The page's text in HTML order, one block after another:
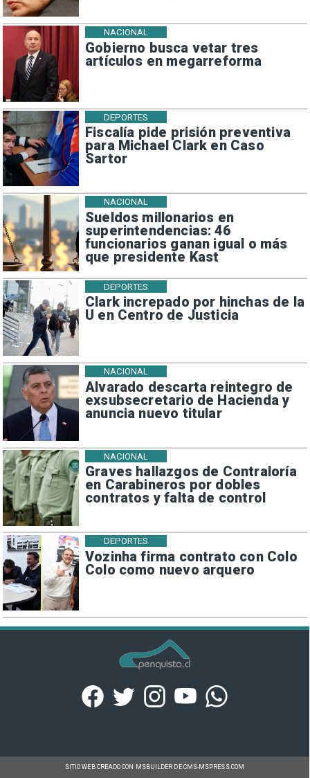
Gobierno busca vetar tres
artículos en megarreforma
NACIONAL
Fiscalía pide prisión preventiva
para Michael Clark en Caso
Sartor
DEPORTES
Sueldos millonarios en
superintendencias: 46
funcionarios ganan igual o más
que presidente Kast
NACIONAL
Clark increpado por hinchas de la
U en Centro de Justicia
DEPORTES
Alvarado descarta reintegro de
exsubsecretario de Hacienda y
anuncia nuevo titular
NACIONAL
Graves hallazgos de Contraloría
en Carabineros por dobles
contratos y falta de control
NACIONAL
Vozinha firma contrato con Colo
Colo como nuevo arquero
DEPORTES
SITIO WEB CREADO CON MSBUILDER DE CMS-MSPRESS.COM